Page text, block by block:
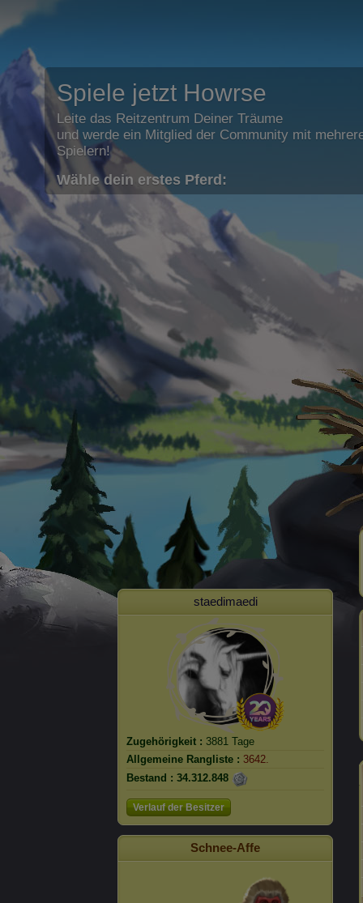
Spiele jetzt Howrse
Leite das Reitzentrum Deiner Träume
und werde ein Mitglied der Community mit
Spielern!
Wähle dein erstes Pferd:
staedimaedi
Zugehörigkeit : 3881 Tage
Allgemeine Rangliste : 3642.
Bestand : 34.312.848
Verlauf der Besitzer
Schnee-Affe